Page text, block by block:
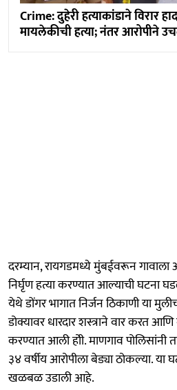
Crime: दुहेरी हत्याकांडाने विरार
मायलेकीची हत्या; नंतर आरोपीने
दरम्यान, रायगडमध्ये मुंबईवरून गावाला
निर्घृण हत्या करण्यात आल्याची घटना
येथे डोंगर भागात निर्जन ठिकाणी या
डोक्यावर धारदार शस्त्राने वार करत
करण्यात आली होी. माणगाव
३४ वर्षीय आरोपीला बेड्या ठोकल्या.
खळबळ उडाली आहे.